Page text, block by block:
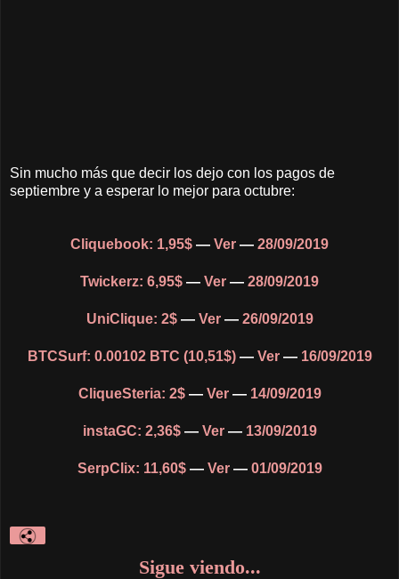
Sin mucho más que decir los dejo con los pagos de
septiembre y a esperar lo mejor para octubre:
Cliquebook: 1,95$ — Ver — 28/09/2019
Twickerz: 6,95$ — Ver — 28/09/2019
UniClique: 2$ — Ver — 26/09/2019
BTCSurf: 0.00102 BTC (10,51$) — Ver — 16/09/2019
CliqueSteria: 2$ — Ver — 14/09/2019
instaGC: 2,36$ — Ver — 13/09/2019
SerpClix: 11,60$ — Ver — 01/09/2019
Sigue viendo...